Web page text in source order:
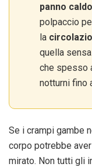
panno caldo
polpaccio
la
quella
che spesso
notturni fino
Se i crampi gambe
corpo potrebbe
mirato. Non tutti gli